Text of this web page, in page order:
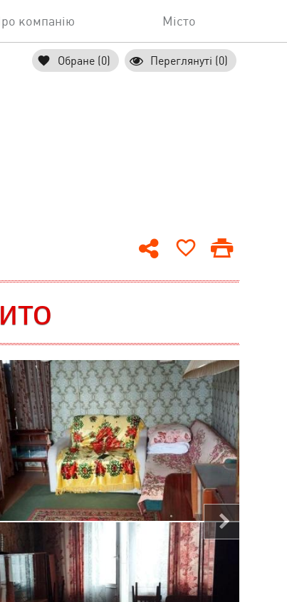
компанію Місто
Обране (0) Переглянуті (0)